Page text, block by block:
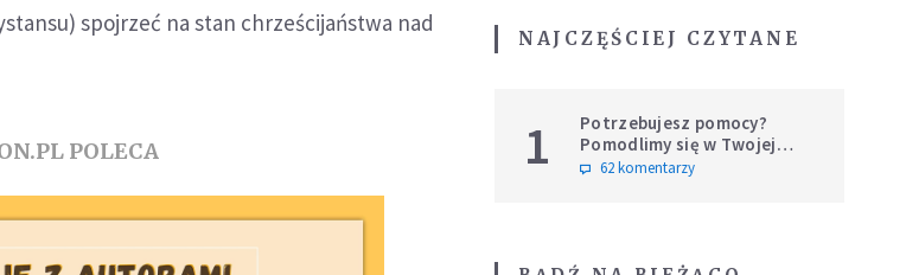
spojrzeć na stan chrześcijaństwa nad
POLECA
NAJCZĘŚCIEJ CZYTANE
1
Potrzebujesz pomocy?
Pomodlimy się w Twojej
intencji
62 komentarzy